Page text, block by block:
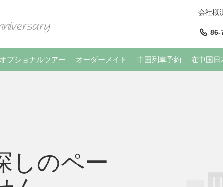
会社概
86-
オプショナルツアー オーダーメイド 中国列車予約 在中国日
しのペー